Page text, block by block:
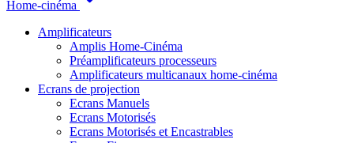
Home-cinéma
Amplificateurs
Amplis Home-Cinéma
Préamplificateurs processeurs
Amplificateurs multicanaux home-cinéma
Ecrans de projection
Ecrans Manuels
Ecrans Motorisés
Ecrans Motorisés et Encastrables